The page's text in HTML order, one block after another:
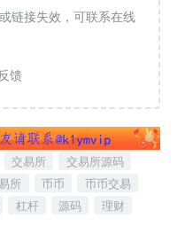
链接失效，可联系在线
馈
交易所
交易所源码
所 币币
币币交易
杠杆 源码
理财